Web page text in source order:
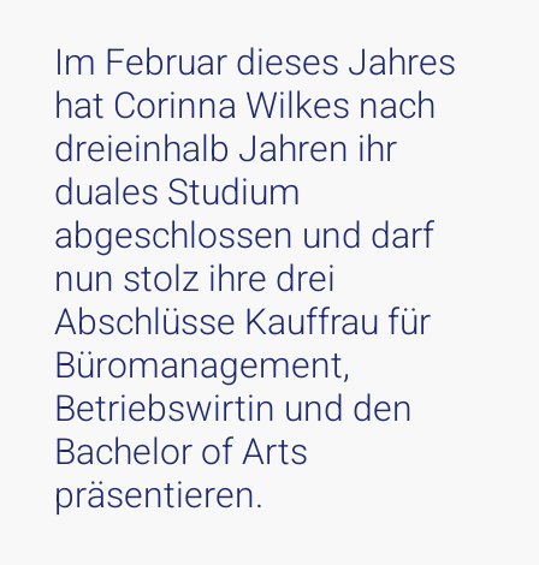
Im Februar dieses Jahres
hat Corinna Wilkes nach
dreieinhalb Jahren ihr
duales Studium
abgeschlossen und darf
nun stolz ihre drei
Abschlüsse Kauffrau für
Büromanagement,
Betriebswirtin und den
Bachelor of Arts
präsentieren.